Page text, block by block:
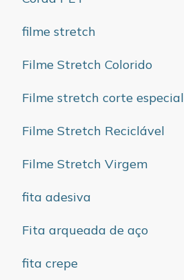
filme stretch
Filme Stretch Colorido
Filme stretch corte especial
Filme Stretch Reciclável
Filme Stretch Virgem
fita adesiva
Fita arqueada de aço
fita crepe